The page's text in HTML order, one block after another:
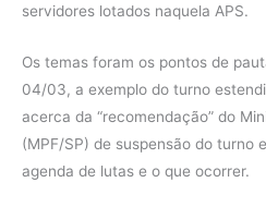
servidores lotados naquela APS.
Os temas foram os pontos de
04/03, a exemplo do turno
acerca da “recomendação” do
(MPF/SP) de suspensão do turno
agenda de lutas e o que ocorrer.